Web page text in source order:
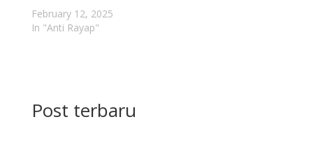
February 12, 2025
In "Anti Rayap"
Post terbaru